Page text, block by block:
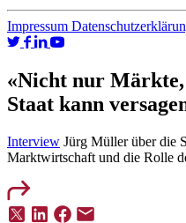
Impressum
«Nicht nur
Staat kann
Interview Jürg Müller über die
Marktwirtschaft und die Rolle